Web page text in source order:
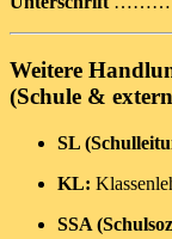
Weitere
(Schule &
SL
KL:
SSA